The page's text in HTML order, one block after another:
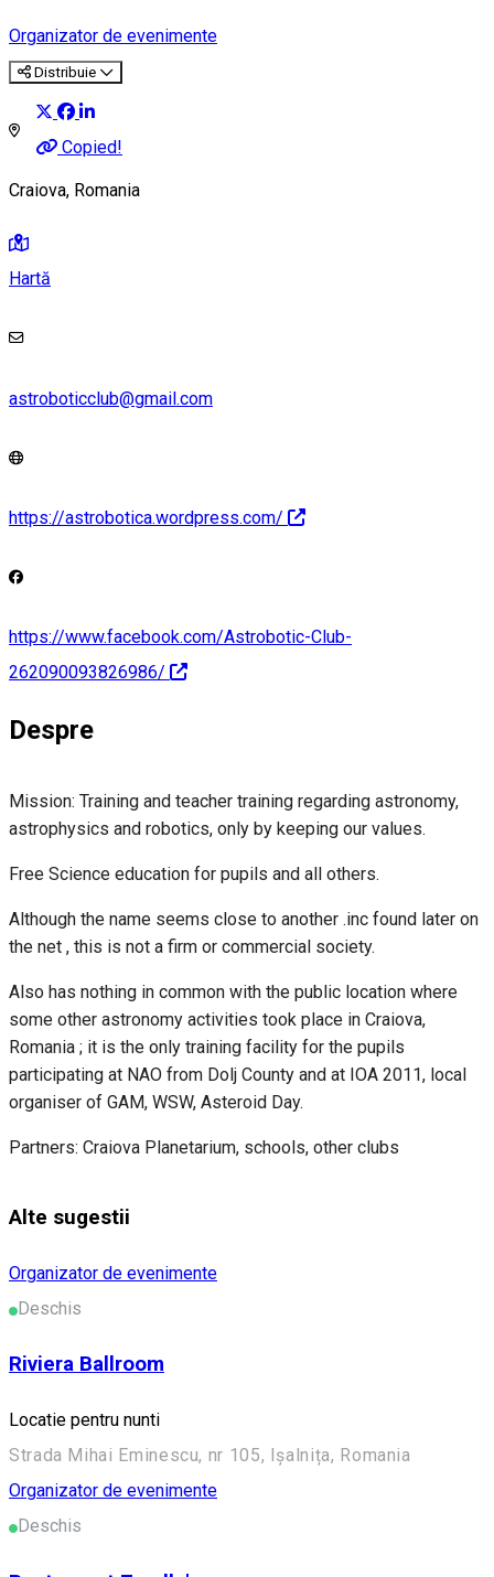
Organizator de evenimente
Distribuie
Copied!
Craiova, Romania
Hartă
astroboticclub@gmail.com
https://astrobotica.wordpress.com/
https://www.facebook.com/Astrobotic-Club-
262090093826986/
Despre
Mission: Training and teacher training regarding astronomy,
astrophysics and robotics, only by keeping our values.
Free Science education for pupils and all others.
Although the name seems close to another .inc found later on
the net , this is not a firm or commercial society.
Also has nothing in common with the public location where
some other astronomy activities took place in Craiova,
Romania ; it is the only training facility for the pupils
participating at NAO from Dolj County and at IOA 2011, local
organiser of GAM, WSW, Asteroid Day.
Partners: Craiova Planetarium, schools, other clubs
Alte sugestii
Organizator de evenimente
Deschis
Riviera Ballroom
Locatie pentru nunti
Strada Mihai Eminescu, nr 105, Ișalnița, Romania
Organizator de evenimente
Deschis